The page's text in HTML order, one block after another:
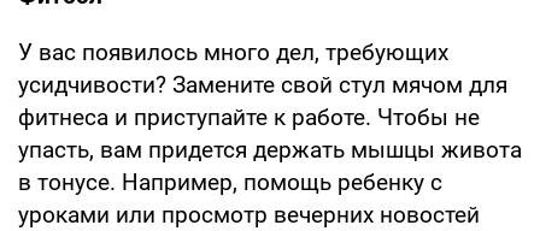
У вас появилось много дел, требующих
усидчивости? Замените свой стул мячом для
фитнеса и приступайте к работе. Чтобы не
упасть, вам придется держать мышцы живота
в тонусе. Например, помощь ребенку с
уроками или просмотр вечерних новостей